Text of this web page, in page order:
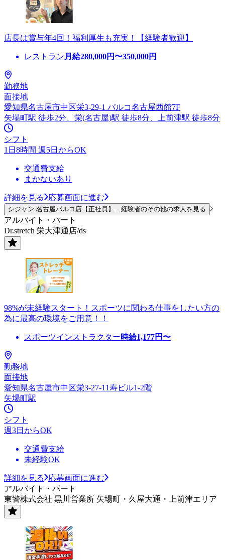
店長は賞与年4回！福利厚生も充実！【経験者歓迎】
レストラン 月給280,000円〜350,000円
勤務地
面接地
愛知県名古屋市中区栄3-29-1 パルコ名古屋西館7F
矢場町駅 徒歩2分、栄(名古屋)駅 徒歩8分、上前津駅 徒歩8分
シフト
1日8時間 週5日からOK
交通費支給
まかないあり
詳細を見る 応募画面に進む
シジャン 名古屋パルコ店【正社員】＿経験者のその他の求人を見る
アルバイト・パート
Dr.stretch 栄大津通店/ds
98%が未経験スタート！スポーツに関わる仕事をしたい方の
為に最高の環境をご用意！！
スポーツインストラクター時給1,177円〜
勤務地
面接地
愛知県名古屋市中区栄3-27-11寿ビル1-2階
矢場町駅
シフト
週3日からOK
交通費支給
未経験OK
詳細を見る
応募画面に進む
アルバイト・パート
東警株式会社 黒川営業所 矢場町・久屋大通・上前津エリア